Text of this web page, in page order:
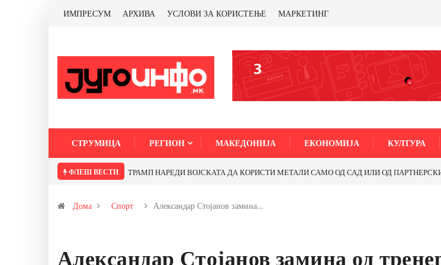
ИМПРЕСУМ АРХИВА УСЛОВИ ЗА КОРИСТЕЊЕ МАРКЕТИНГ
СТРУМИЦА РЕГИОН МАКЕДОНИЈА ЕКОНОМИЈА КУЛТУРА
ФЛЕШ ВЕСТИ ТРАМП НАРЕДИ ВОЈСКАТА ДА КОРИСТИ МЕТАЛИ САМО ОД САД ИЛИ ОД ПАРТНЕРСКИ
Дома Спорт Александар Стојанов замина…
Александар Стојанов замина од